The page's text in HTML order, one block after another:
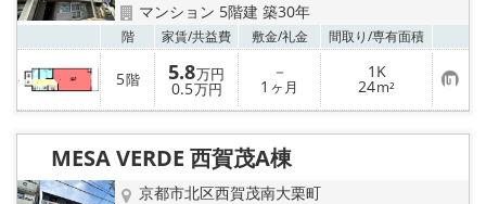
会社概要
メールでお問い合わせ
マンション 5階建 築30年
階 家賃/共益費 敷金/礼金 間取り/専有面積
5階 5.8万円
0.5万円
－
1 ヶ月
1K
24m² お
気
に
入
MESA VERDE 西賀茂A棟
京都市北区西賀茂南大栗町